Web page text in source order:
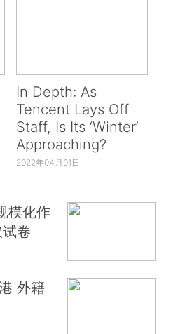
In Depth: As
Tencent Lays Off
Staff, Is Its ‘Winter’
Approaching?
2022年04月01日
模化作
卷
外籍